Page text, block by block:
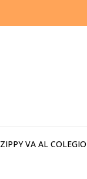
ZIPPY VA AL COLEGIO